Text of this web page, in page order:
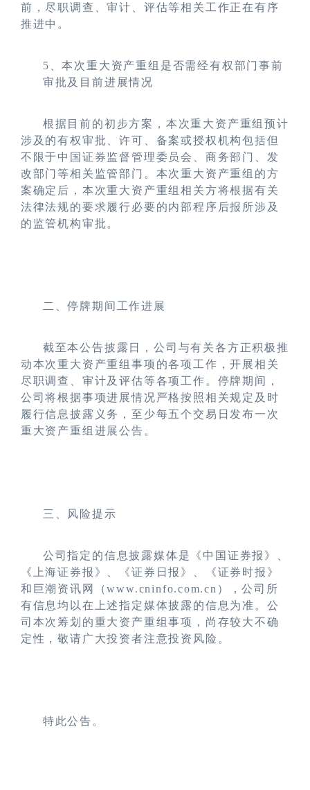
前，尽职调查、审计、评估等相关工作正在有序
推进中。
5 、本次重大资产重组是否需经有权部门事前
审批及目前进展情况
根据目前的初步方案，本次重大资产重组预计
涉及的有权审批、许可、备案或授权机构包括但
不限于中国证券监督管理委员会、商务部门、发
改部门等相关监管部门。本次重大资产重组的方
案确定后，本次重大资产重组相关方将根据有关
法律法规的要求履行必要的内部程序后报所涉及
的监管机构审批。
二、停牌期间工作进展
截至本公告披露日，公司与有关各方正积极推
动本次重大资产重组事项的各项工作，开展相关
尽职调查、审计及评估等各项工作。停牌期间，
公司将根据事项进展情况严格按照相关规定及时
履行信息披露义务，至少每五个交易日发布一次
重大资产重组进展公告。
三、风险提示
公司指定的信息披露媒体是《中国证券报》、
《上海证券报》、《证券日报》、《证券时报》
和巨潮资讯网（www.cninfo.com.cn ），公司所
有信息均以在上述指定媒体披露的信息为准。公
司本次筹划的重大资产重组事项，尚存较大不确
定性，敬请广大投资者注意投资风险。
特此公告。